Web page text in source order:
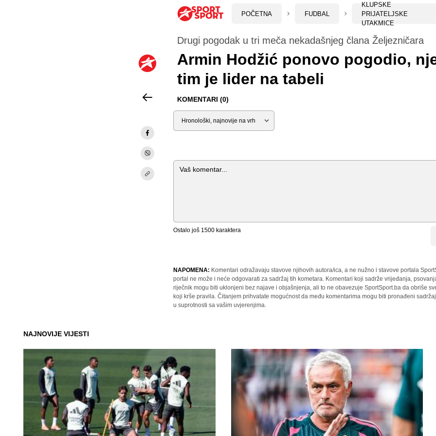
POČETNA FUDBAL
KLUPSKE
PRIJATELJSKE
UTAKMICE
Drugi pogodak u tri meča nekadašnjeg člana Željezničara
Armin Hodžić ponovo pogodio,
tim je lider na tabeli
KOMENTARI (0)
Sortiraj
Komentar
Ostalo još 1500 karaktera
NAPOMENA: Komentari odražavaju stavove njihovih autora/ica, a ne nužno i stavove portala
portal ne može i neće odgovarati za sadržaj tih kometara. Komentari koji sadrže vrijeđanja,
riječnik mogu biti uklonjeni bez najave i objašnjenja, ali to ne obavezuje SportSport.ba da obriše
koji krše pravila. Čitanjem prihvatate mogućnost da među komentarima mogu biti pronađeni
u suprotnosti sa vašim uvjerenjima.
NAJNOVIJE VIJESTI